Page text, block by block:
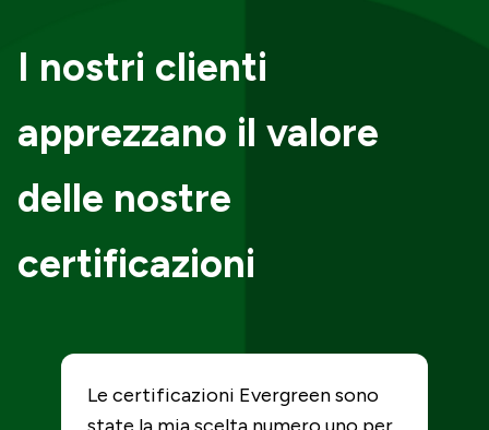
I nostri clienti
apprezzano il valore
delle nostre
certificazioni
Le certificazioni Evergreen sono